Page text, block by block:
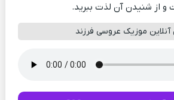
و از شنیدن آن لذت ببرید.
موزیک عروسی فرزند